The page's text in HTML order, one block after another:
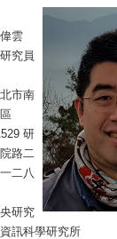
雲
究員
市南
研
路二
二八
研究
訊科學研究所